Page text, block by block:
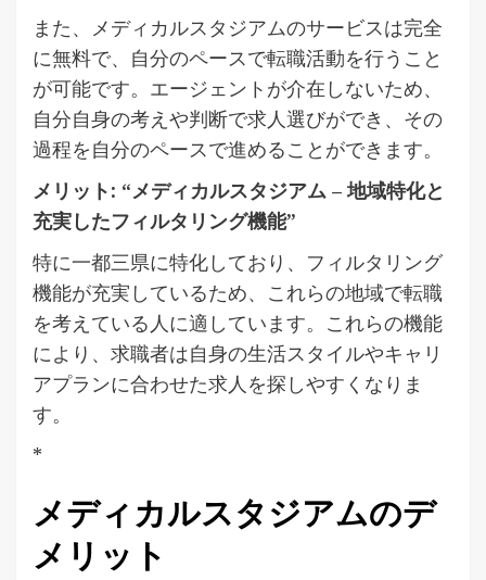
また、メディカルスタジアムのサービスは完全
に無料で、自分のペースで転職活動を行うこと
が可能です。エージェントが介在しないため、
自分自身の考えや判断で求人選びができ、その
過程を自分のペースで進めることができます。
メリット: “メディカルスタジアム – 地域特化と
充実したフィルタリング機能”
特に一都三県に特化しており、フィルタリング
機能が充実しているため、これらの地域で転職
を考えている人に適しています。これらの機能
により、求職者は自身の生活スタイルやキャリ
アプランに合わせた求人を探しやすくなりま
す。
*
メディカルスタジアムのデ
メリット